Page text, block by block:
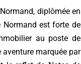
diplômée en
Normand est forte de
au poste de
marquée par